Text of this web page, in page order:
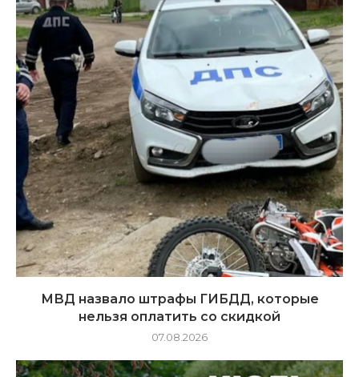
МВД назвало штрафы ГИБДД, которые
нельзя оплатить со скидкой
07.08.2026